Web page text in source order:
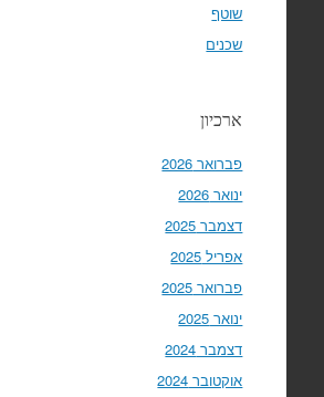
שוטף
שכנים
ארכיון
פברואר 2026
ינואר 2026
דצמבר 2025
אפריל 2025
פברואר 2025
ינואר 2025
דצמבר 2024
אוקטובר 2024